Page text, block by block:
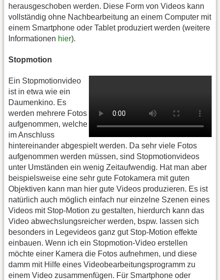
herausgeschoben werden. Diese Form von Videos kann
vollständig ohne Nachbearbeitung an einem Computer mit
einem Smartphone oder Tablet produziert werden (weitere
Informationen hier).
Stopmotion
Ein Stopmotionvideo
ist in etwa wie ein
Daumenkino. Es
werden mehrere Fotos
aufgenommen, welche
im Anschluss
hintereinander abgespielt werden. Da sehr viele Fotos
aufgenommen werden müssen, sind Stopmotionvideos
unter Umständen ein wenig Zeitaufwendig. Hat man aber
beispielsweise eine sehr gute Fotokamera mit guten
Objektiven kann man hier gute Videos produzieren. Es ist
natürlich auch möglich einfach nur einzelne Szenen eines
Videos mit Stop-Motion zu gestalten, hierdurch kann das
Video abwechslungsreicher werden, bspw. lassen sich
besonders in Legevideos ganz gut Stop-Motion effekte
einbauen. Wenn ich ein Stopmotion-Video erstellen
möchte einer Kamera die Fotos aufnehmen, und diese
damm mit Hilfe eines Videobearbeitungsprogramm zu
einem Video zusammenfügen. Für Smartphone oder